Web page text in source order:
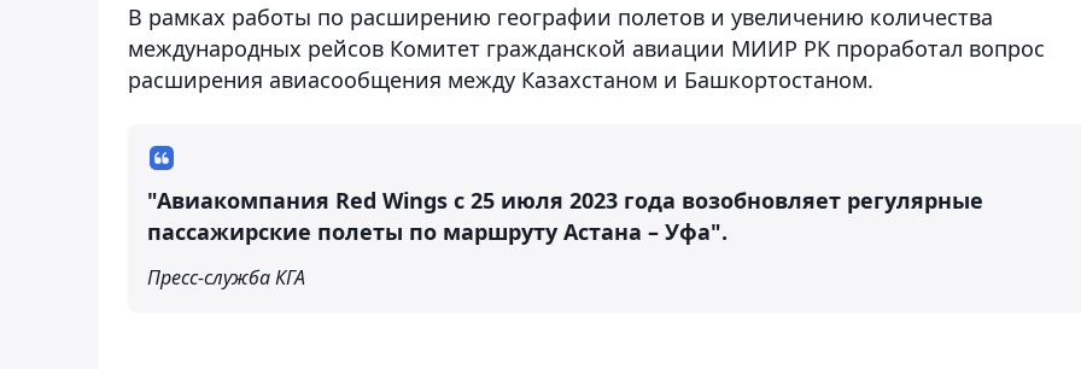
В рамках работы по расширению географии полетов и увеличению количества
международных рейсов Комитет гражданской авиации МИИР РК проработал вопрос
расширения авиасообщения между Казахстаном и Башкортостаном.
"Авиакомпания Red Wings с 25 июля 2023 года возобновляет регулярные
пассажирские полеты по маршруту Астана – Уфа".
Пресс-служба КГА